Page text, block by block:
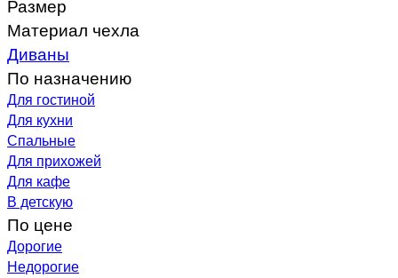
Размер
Материал чехла
Диваны
По назначению
Для гостиной
Для кухни
Спальные
Для прихожей
Для кафе
В детскую
По цене
Дорогие
Недорогие